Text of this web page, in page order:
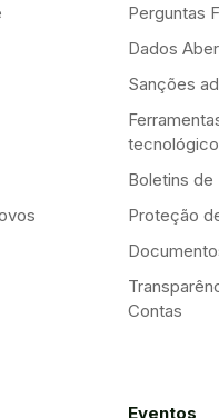
Perguntas
Dados
Sanções
Boletins de
Proteção
Contas
Eventos